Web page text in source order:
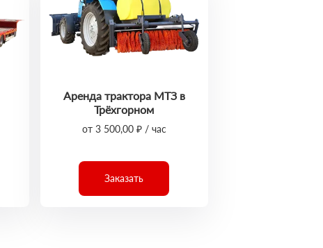
Аренда трактора МТЗ в
Трёхгорном
от 3 500,00 ₽ / час
Заказать